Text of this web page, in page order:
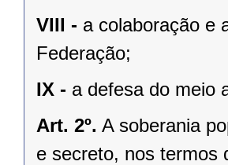
VIII - a colaboração e
Federação;
IX - a defesa do meio
Art. 2º. A soberania
e secreto, nos termos